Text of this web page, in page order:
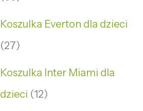
Koszulka Everton dla dzieci
27
Koszulka Inter Miami dla
dzieci 12